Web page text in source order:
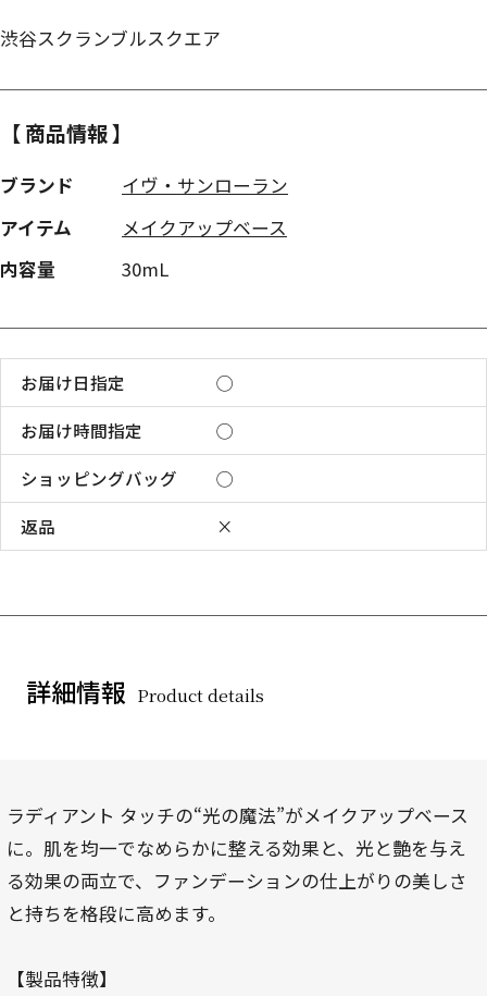
渋谷スクランブルスクエア
【 商品情報 】
ブランド
イヴ・サンローラン
アイテム
メイクアップベース
内容量
30mL
お届け日指定
◯
お届け時間指定
◯
ショッピングバッグ
◯
返品
×
詳細情報 Product details
ラディアント タッチの“光の魔法”がメイクアップベース
に。肌を均一でなめらかに整える効果と、光と艶を与え
る効果の両立で、ファンデーションの仕上がりの美しさ
と持ちを格段に高めます。
【製品特徴】